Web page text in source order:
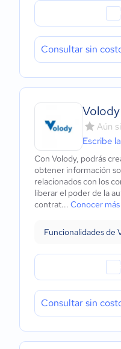
Consultar sin
Volody
Aún
Escribe
Con Volody, podrás
obtener información
relacionados con los
liberar el poder de la
contrat... Conocer
Funcionalidades de
Consultar sin